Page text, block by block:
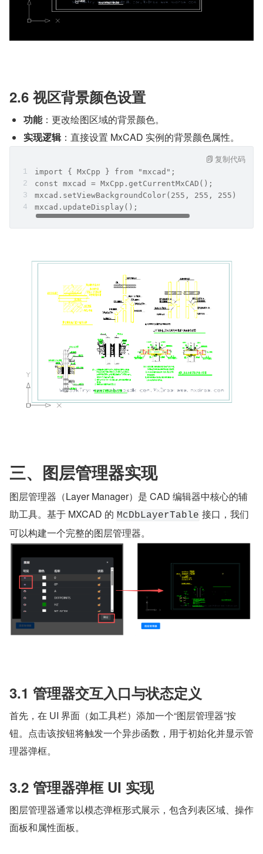
2.6 视区背景颜色设置
功能：更改绘图区域的背景颜色。
实现逻辑：直接设置 MxCAD 实例的背景颜色属性。
import { MxCpp } from "mxcad";
const mxcad = MxCpp.getCurrentMxCAD();
mxcad.setViewBackgroundColor(255, 255, 255); // 设
mxcad.updateDisplay();
复制代码
三、图层管理器实现
图层管理器（Layer Manager）是 CAD 编辑器中核心的辅
助工具。基于 MXCAD 的 McDbLayerTable 接口，我们
可以构建一个完整的图层管理器。
3.1 管理器交互入口与状态定义
首先，在 UI 界面（如工具栏）添加一个“图层管理器”按
钮。点击该按钮将触发一个异步函数，用于初始化并显示管
理器弹框。
3.2 管理器弹框 UI 实现
图层管理器通常以模态弹框形式展示，包含列表区域、操作
面板和属性面板。